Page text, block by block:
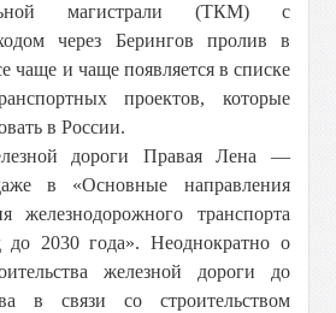
магистрали (ТКМ) с
через Берингов пролив в
чаще и чаще появляется в списке
проектов, которые
в России.
дороги Правая Лена —
в «Основные направления
железнодорожного транспорта
до 2030 года». Неоднократно о
железной дороги до
в связи со строительством